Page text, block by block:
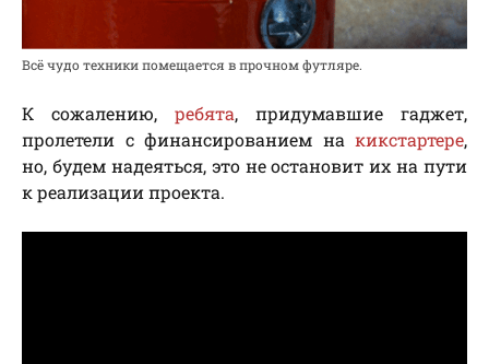
Всё чудо техники помещается в прочном футляре.
К сожалению, ребята, придумавшие гаджет,
пролетели с финансированием на кикстартере,
но, будем надеяться, это не остановит их на пути
к реализации проекта.